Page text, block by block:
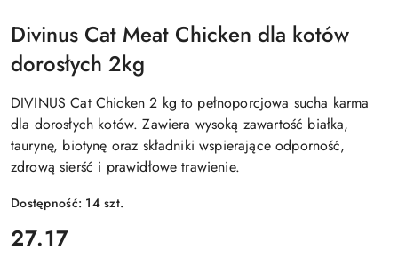
Divinus Cat Meat Chicken dla kotów
dorosłych 2kg
DIVINUS Cat Chicken 2 kg to pełnoporcjowa sucha karma
dla dorosłych kotów. Zawiera wysoką zawartość białka,
taurynę, biotynę oraz składniki wspierające odporność,
zdrową sierść i prawidłowe trawienie.
Dostępność: 14szt.
cena:
27.17